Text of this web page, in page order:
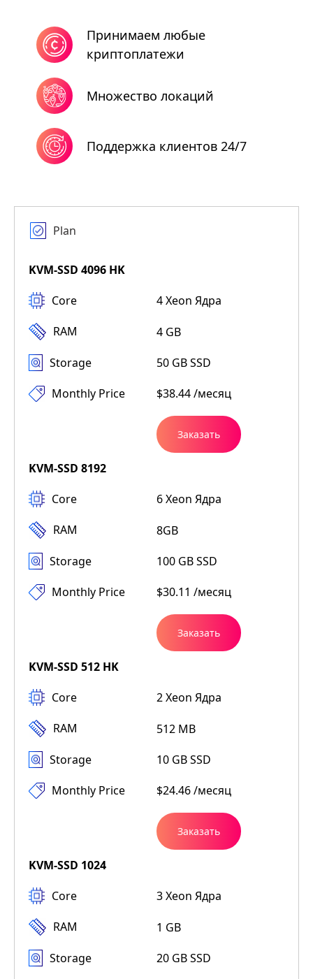
Принимаем любые
криптоплатежи
Множество локаций
Поддержка клиентов 24/7
Plan
KVM-SSD 4096 HK
Core
4 Xeon Ядра
RAM
4 GB
Storage
50 GB SSD
Monthly Price
$38.44 /месяц
Заказать
KVM-SSD 8192
Core
6 Xeon Ядра
RAM
8GB
Storage
100 GB SSD
Monthly Price
$30.11 /месяц
Заказать
KVM-SSD 512 HK
Core
2 Xeon Ядра
RAM
512 MB
Storage
10 GB SSD
Monthly Price
$24.46 /месяц
Заказать
KVM-SSD 1024
Core
3 Xeon Ядра
RAM
1 GB
Storage
20 GB SSD